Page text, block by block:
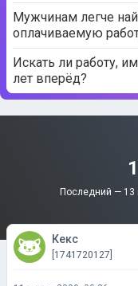
Мужчинам легче
оплачиваемую
Искать ли работу,
лет вперёд?
Последний — 13
Кекс
[1741720127]